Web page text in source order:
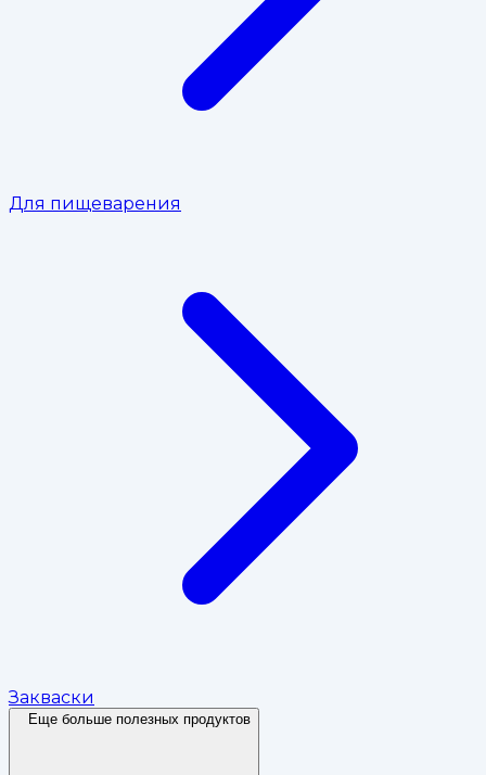
Для пищеварения
Закваски
Еще больше полезных продуктов